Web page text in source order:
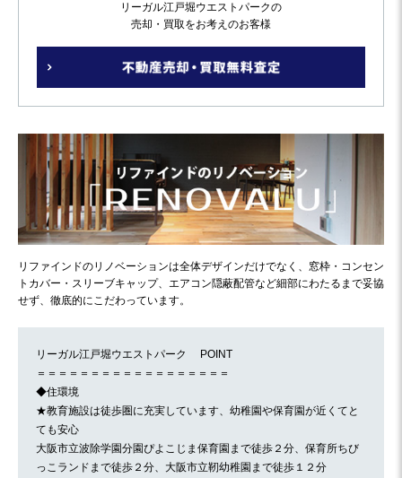
リーガル江戸堀ウエストパークの
売却・買取をお考えのお客様
リファインドのリノベーションは全体デザインだけでなく、窓枠・コンセン
トカバー・スリーブキャップ、エアコン隠蔽配管など細部にわたるまで妥協
せず、徹底的にこだわっています。
リーガル江戸堀ウエストパーク POINT
＝＝＝＝＝＝＝＝＝＝＝＝＝＝＝＝＝＝
◆住環境
★教育施設は徒歩圏に充実しています、幼稚園や保育園が近くてと
ても安心
大阪市立波除学園分園ぴよこじま保育園まで徒歩２分、保育所ちび
っこランドまで徒歩２分、大阪市立靭幼稚園まで徒歩１２分